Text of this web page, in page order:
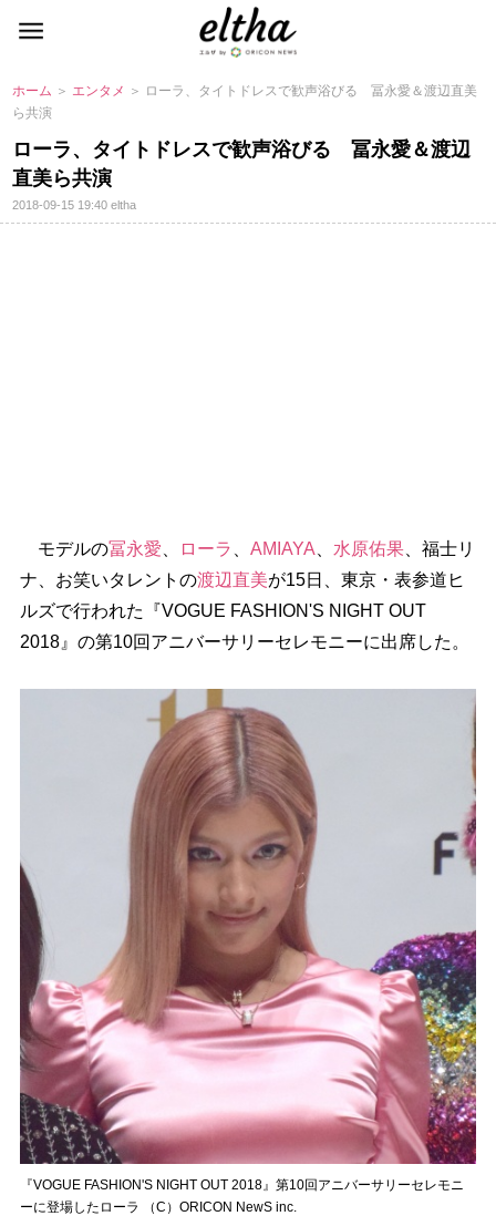
ホーム ＞ エンタメ ＞ ローラ、タイトドレスで歓声浴びる 冨永愛＆渡辺直美
ら共演
ローラ、タイトドレスで歓声浴びる 冨永愛＆渡辺
直美ら共演
2018-09-15 19:40eltha
モデルの冨永愛 ローラ AMIAYA 水原佑果、福士リ
ナ、お笑いタレントの渡辺直美が15日、東京・表参道ヒ
ルズで行われた『VOGUE FASHION'S NIGHT OUT
2018』の第10回アニバーサリーセレモニーに出席した。
『VOGUE FASHION'S NIGHT OUT 2018』第10回アニバーサリーセレモニ
ーに登場したローラ （C）ORICON NewS inc.